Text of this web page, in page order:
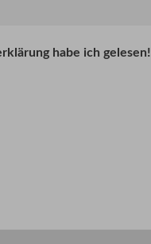
habe ich gelesen!